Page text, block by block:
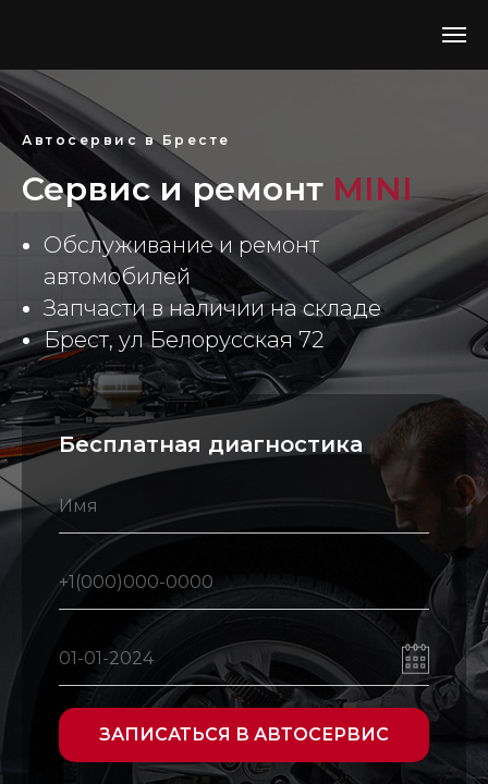
Автосервис в Бресте
Сервис и ремонт MINI
Обслуживание и ремонт
автомобилей
Запчасти в наличии на складе
Брест, ул Белорусская 72
Бесплатная диагностика
ЗАПИСАТЬСЯ В АВТОСЕРВИС